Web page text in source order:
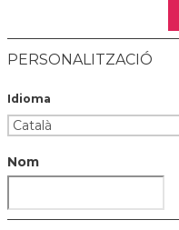
PERSONALITZACIÓ
Idioma
Nom